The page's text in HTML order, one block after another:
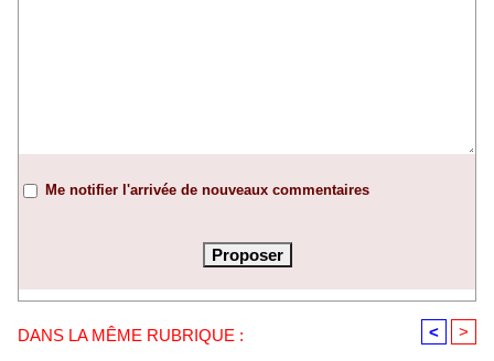
Me notifier l'arrivée de nouveaux commentaires
DANS LA MÊME RUBRIQUE : < >